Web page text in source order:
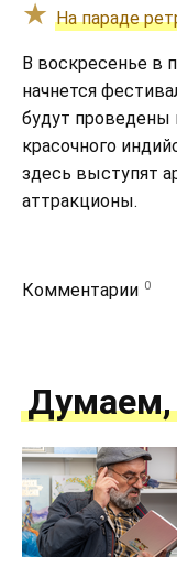
На параде
В воскресенье в
начнется
будут
красочного
здесь выступят
аттракционы.
Комментарии 0
Думаем,